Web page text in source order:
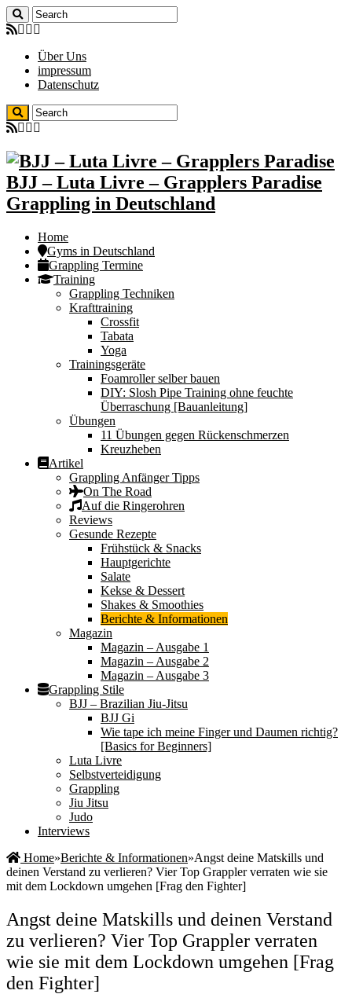
Über Uns
impressum
Datenschutz
BJJ – Luta Livre – Grapplers Paradise
Grappling in Deutschland
Home
Gyms in Deutschland
Grappling Termine
Training
Grappling Techniken
Krafttraining
Crossfit
Tabata
Yoga
Trainingsgeräte
Foamroller selber bauen
DIY: Slosh Pipe Training ohne feuchte
Überraschung [Bauanleitung]
Übungen
11 Übungen gegen Rückenschmerzen
Kreuzheben
Artikel
Grappling Anfänger Tipps
On The Road
Auf die Ringerohren
Reviews
Gesunde Rezepte
Frühstück & Snacks
Hauptgerichte
Salate
Kekse & Dessert
Shakes & Smoothies
Berichte & Informationen
Magazin
Magazin – Ausgabe 1
Magazin – Ausgabe 2
Magazin – Ausgabe 3
Grappling Stile
BJJ – Brazilian Jiu-Jitsu
BJJ Gi
Wie tape ich meine Finger und Daumen richtig?
[Basics for Beginners]
Luta Livre
Selbstverteidigung
Grappling
Jiu Jitsu
Judo
Interviews
Home»Berichte & Informationen»Angst deine Matskills und
deinen Verstand zu verlieren? Vier Top Grappler verraten wie sie
mit dem Lockdown umgehen [Frag den Fighter]
Angst deine Matskills und deinen Verstand
zu verlieren? Vier Top Grappler verraten
wie sie mit dem Lockdown umgehen [Frag
den Fighter]